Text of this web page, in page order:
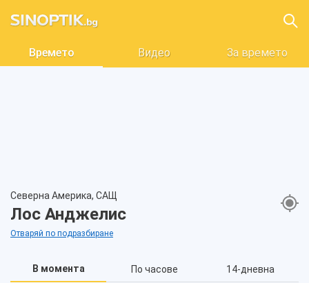
Времето Видео За времето
Северна Америка, САЩ
Лос Анджелис
Отваряй по подразбиране
В момента По часове 14-дневна